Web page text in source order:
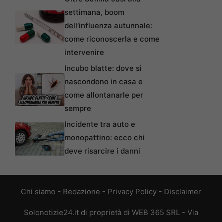
settimana, boom
dell’influenza autunnale:
come riconoscerla e come
intervenire
Incubo blatte: dove si
nascondono in casa e
come allontanarle per
sempre
Incidente tra auto e
monopattino: ecco chi
deve risarcire i danni
Chi siamo - Redazione - Privacy Policy - Disclaimer
Solonotizie24.it di proprietà di WEB 365 SRL - Via